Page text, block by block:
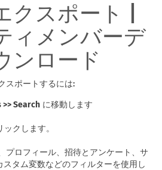
クスポート |
ィメンバーデ
ンロード
スポートするには:
Search に移動します
クします。
プロフィール、招待とアンケート、サ
タム変数などのフィルターを使用し